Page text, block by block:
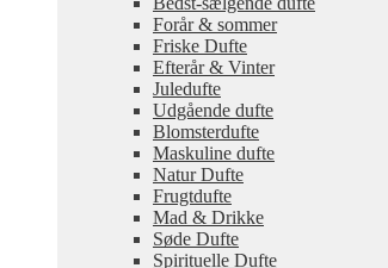
undermenu
Forår & sommer
Friske Dufte
Efterår & Vinter
Juledufte
Udgående dufte
Blomsterdufte
Maskuline dufte
Natur Dufte
Frugtdufte
Mad & Drikke
Søde Dufte
Spirituelle Dufte